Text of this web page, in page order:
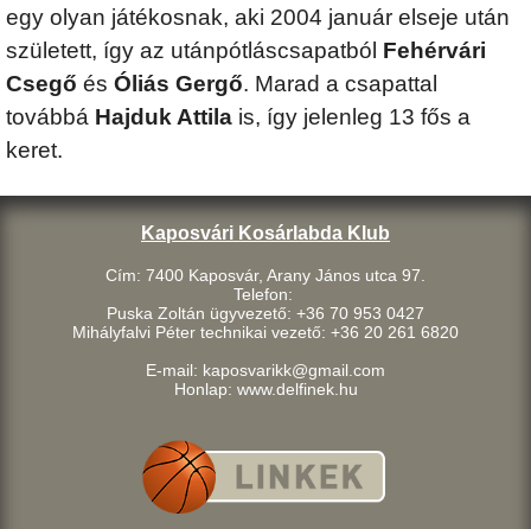
egy olyan játékosnak, aki 2004 január elseje után
született, így az utánpótláscsapatból Fehérvári
Csegő és Óliás Gergő. Marad a csapattal
továbbá Hajduk Attila is, így jelenleg 13 fős a
keret.
Kaposvári Kosárlabda Klub
Cím: 7400 Kaposvár, Arany János utca 97.
Telefon:
Puska Zoltán ügyvezető: +36 70 953 0427
Mihályfalvi Péter technikai vezető: +36 20 261 6820
E-mail: kaposvarikk@gmail.com
Honlap: www.delfinek.hu